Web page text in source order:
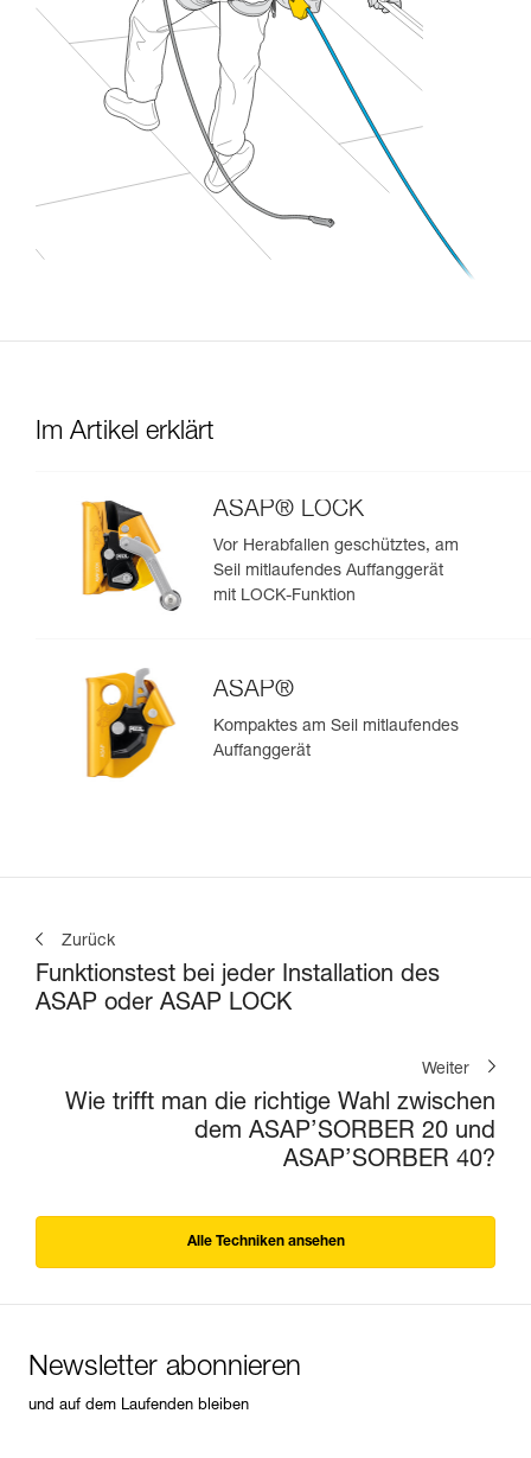
Im Artikel erklärt
ASAP® LOCK
Vor Herabfallen geschütztes, am
Seil mitlaufendes Auffanggerät
mit LOCK-Funktion
ASAP®
Kompaktes am Seil mitlaufendes
Auffanggerät
Zurück
Funktionstest bei jeder Installation des
ASAP oder ASAP LOCK
Weiter
Wie trifft man die richtige Wahl zwischen
dem ASAP’SORBER 20 und
ASAP’SORBER 40?
Alle Techniken ansehen
Newsletter abonnieren
und auf dem Laufenden bleiben